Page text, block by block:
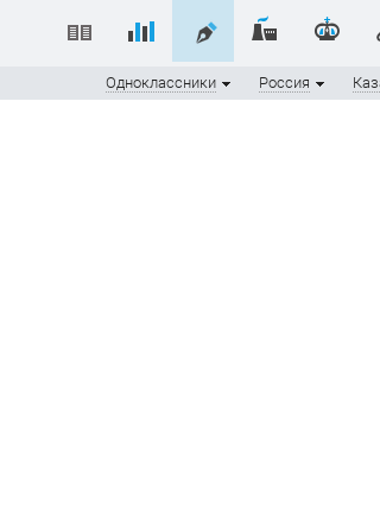
Россия
Одноклассники